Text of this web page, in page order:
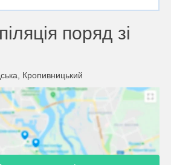
поряд зі
Кропивницький